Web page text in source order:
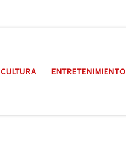
CULTURA ENTRETENIMIENTO